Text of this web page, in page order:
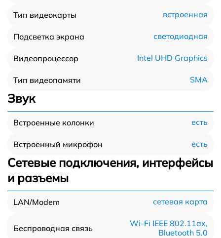
Тип видеокарты встроенная
Подсветка экрана светодиодная
Видеопроцессор Intel UHD Graphics
Тип видеопамяти SMA
Звук
Встроенные колонки есть
Встроенный микрофон есть
Сетевые подключения, интерфейсы
и разъемы
LAN/Modem сетевая карта
Беспроводная связь
Wi-Fi IEEE 802.11ax,
Bluetooth 5.0